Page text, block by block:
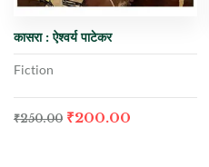
कासरा : ऐश्वर्य पाटेकर
Fiction
₹250.00 ₹200.00